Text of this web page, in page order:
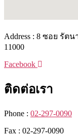
Address : 8 ซอย รัต
11000
Facebook
ติดต่อเรา
Phone : 02-297-0090
Fax : 02-297-0090